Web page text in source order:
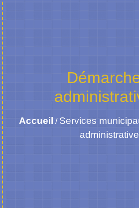
Accueil / Services